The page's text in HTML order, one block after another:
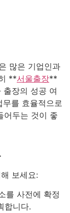
많은 기업인과
**서울출장**
장의 성공 여
를 효율적으로
어두는 것이 좋
보세요:
를 사전에 확정
합니다.